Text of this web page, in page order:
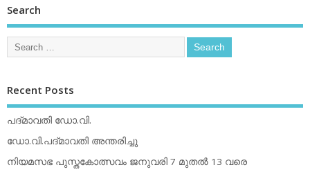
Search
Recent Posts
പദ്മാവതി ഡോ.വി.
ഡോ.വി.പദ്മാവതി അന്തരിച്ചു
നിയമസഭ പുസ്തകോത്സവം ജനുവരി 7 മുതല്‍ 13 വരെ